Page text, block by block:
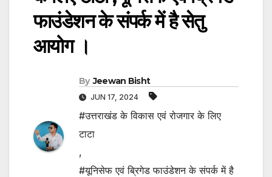
फाउंडेशन के संपर्क में है सेतु
आयोग ।
By Jeewan Bisht
JUN 17, 2024
#उत्तराखंड के विकास एवं रोजगार के लिए
टाटा
,
#यूनिसेफ एवं ब्रिगेड फाउंडेशन के संपर्क में है